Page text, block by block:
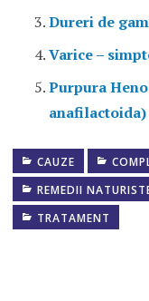
Dureri de
Varice –
Purpura
anafilactoida)
CAUZE
REMEDII
TRATAMENT
CASTAN
PENTRU
VARICE